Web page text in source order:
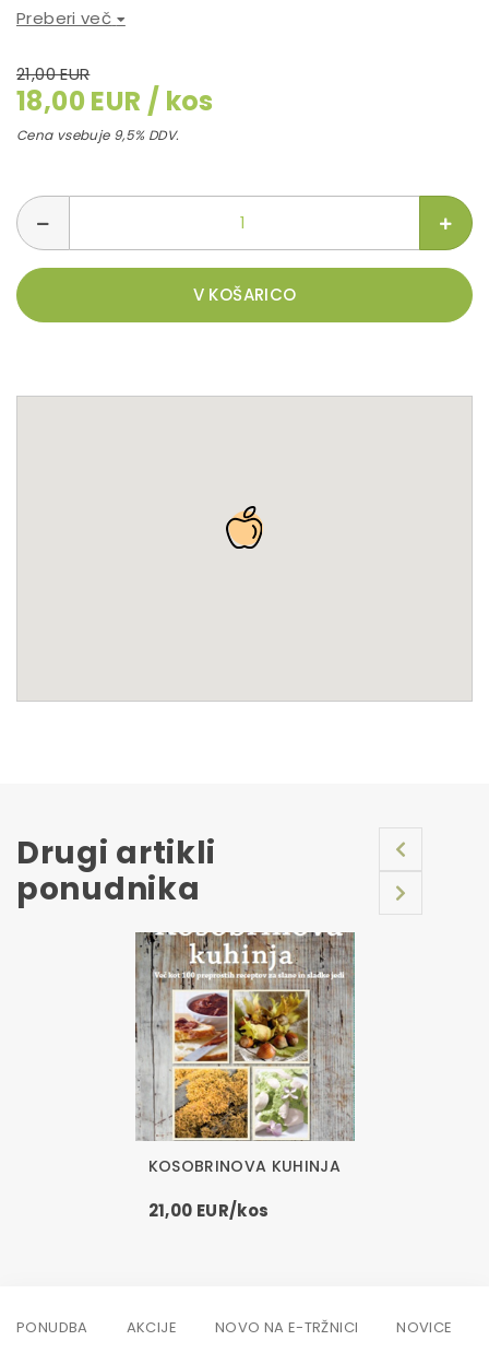
prebavljivosti surovih sestavin, zaradi česar bo naš
fermentirane čatnije in reliše, fermentirane napitke,
fermentirane mlečne izdelke, koktajle ter ideje za
uporabo fermentov.
Preberi več
21,00 EUR
18,00 EUR / kos
Cena vsebuje 9,5% DDV.
V KOŠARICO
Drugi artikli
ponudnika
KOSOBRINOVA KUHINJA
21,00 EUR/kos
PONUDBA AKCIJE NOVO NA E-TRŽNICI NOVICE